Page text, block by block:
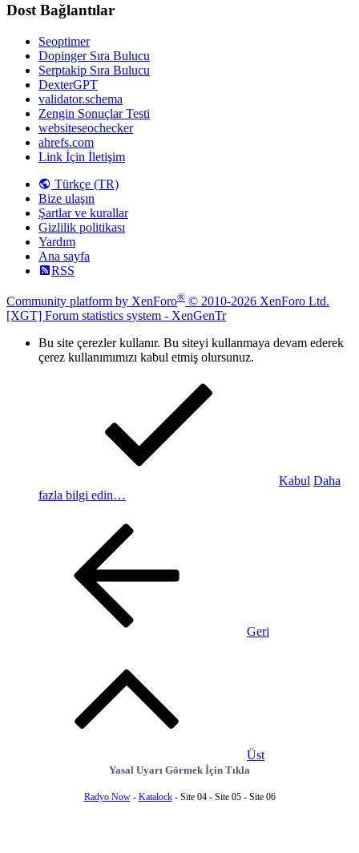
Dost Bağlantılar
Seoptimer
Dopinger Sıra Bulucu
Serptakip Sıra Bulucu
DexterGPT
validator.schema
Zengin Sonuçlar Testi
websiteseochecker
ahrefs.com
Link İçin İletişim
Türkçe (TR)
Bize ulaşın
Şartlar ve kurallar
Gizlilik politikası
Yardım
Ana sayfa
RSS
Community platform by XenForo® © 2010-2026 XenForo Ltd.
[XGT] Forum statistics system - XenGenTr
Bu site çerezler kullanır. Bu siteyi kullanmaya devam ederek
çerez kullanımımızı kabul etmiş olursunuz.
Kabul Daha
fazla bilgi edin…
Geri
Üst
Yasal Uyarı Görmek İçin Tıkla
Radyo Now- Katalock- Site 04 - Site 05 - Site 06